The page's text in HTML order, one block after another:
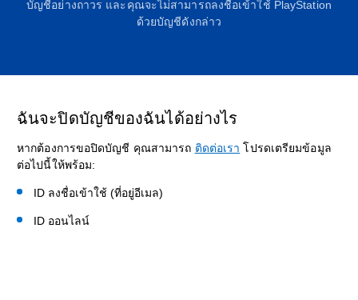
บัญชีอย่างถาวร และคุณจะไม่สามารถลงชื่อเข้าใช้ PlayStation
ด้วยบัญชีดังกล่าว
ฉันจะปิดบัญชีของฉันได้อย่างไร
หากต้องการขอปิดบัญชี คุณสามารถ ติดต่อเรา โปรดเตรียมข้อมูล
ต่อไปนี้ให้พร้อม:
ID ลงชื่อเข้าใช้ (ที่อยู่อีเมล)
ID ออนไลน์